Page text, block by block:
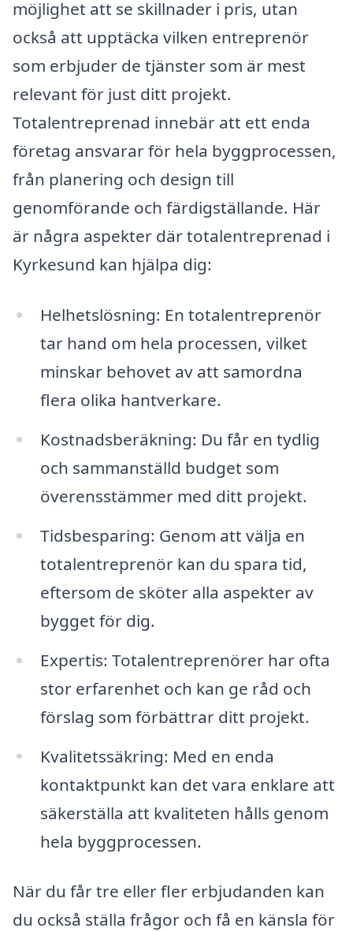
möjlighet att se skillnader i pris, utan
också att upptäcka vilken entreprenör
som erbjuder de tjänster som är mest
relevant för just ditt projekt.
Totalentreprenad innebär att ett enda
företag ansvarar för hela byggprocessen,
från planering och design till
genomförande och färdigställande. Här
är några aspekter där totalentreprenad i
Kyrkesund kan hjälpa dig:
Helhetslösning: En totalentreprenör
tar hand om hela processen, vilket
minskar behovet av att samordna
flera olika hantverkare.
Kostnadsberäkning: Du får en tydlig
och sammanställd budget som
överensstämmer med ditt projekt.
Tidsbesparing: Genom att välja en
totalentreprenör kan du spara tid,
eftersom de sköter alla aspekter av
bygget för dig.
Expertis: Totalentreprenörer har ofta
stor erfarenhet och kan ge råd och
förslag som förbättrar ditt projekt.
Kvalitetssäkring: Med en enda
kontaktpunkt kan det vara enklare att
säkerställa att kvaliteten hålls genom
hela byggprocessen.
När du får tre eller fler erbjudanden kan
du också ställa frågor och få en känsla för